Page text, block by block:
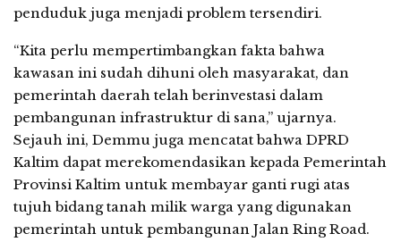
penduduk juga menjadi problem tersendiri.
“Kita perlu mempertimbangkan fakta bahwa
kawasan ini sudah dihuni oleh masyarakat, dan
pemerintah daerah telah berinvestasi dalam
pembangunan infrastruktur di sana,” ujarnya.
Sejauh ini, Demmu juga mencatat bahwa DPRD
Kaltim dapat merekomendasikan kepada Pemerintah
Provinsi Kaltim untuk membayar ganti rugi atas
tujuh bidang tanah milik warga yang digunakan
pemerintah untuk pembangunan Jalan Ring Road.